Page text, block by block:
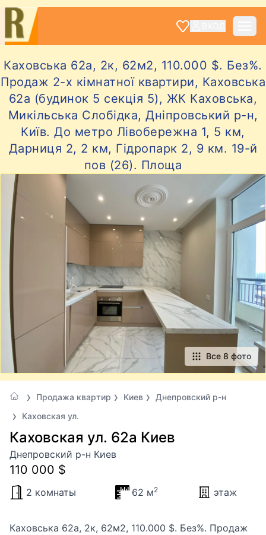
Каховська 62а, 2к, 62м2, 110.000 $. Без%.
Продаж 2-х кімнатної квартири, Каховська
62а (будинок 5 секція 5), ЖК Каховська,
Микільська Слобідка, Дніпровський р-н,
Київ. До метро Лівобережна 1, 5 км,
Дарниця 2, 2 км, Гідропарк 2, 9 км. 19-й
пов (26). Площа
Все 8 фото
Продажа квартир Киев
Днепровский р-н
Каховская ул.
Каховская ул. 62а Киев
Днепровский р-н Киев
110 000 $
2 комнаты 62 м2 этаж
Каховська 62а, 2к, 62м2, 110.000 $. Без%. Продаж